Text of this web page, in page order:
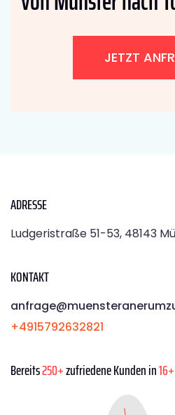
JETZT
ADRESSE
Ludgeristraße 51-53, 48143
KONTAKT
+4915792632821
Bereits250+zufriedene Kunden in16+